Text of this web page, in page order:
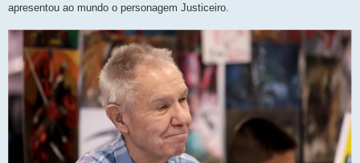
apresentou ao mundo o personagem Justiceiro.